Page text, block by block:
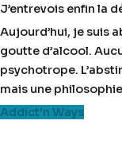
J’entrevois enfin la
Aujourd’hui, je suis
goutte d’alcool.
psychotrope.
mais une
Addict'n Ways